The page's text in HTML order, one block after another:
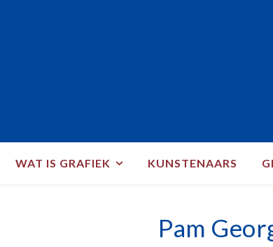
WAT IS GRAFIEK KUNSTENAARS
Pam